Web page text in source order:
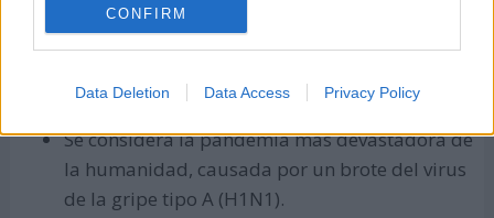
CONFIRM
Data Deletion Data Access Privacy Policy
1959, contabilizando anualmente 200 víctimas
alrededor del mundo.
Gripe española (1918-1919):
Se considera la pandemia más devastadora de
la humanidad, causada por un brote del virus
de la gripe tipo A (H1N1).